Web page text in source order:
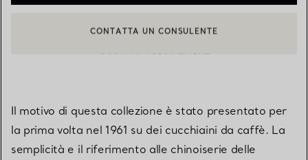
Il motivo di questa collezione è stato presentato per
la prima volta nel 1961 su dei cucchiaini da caffè. La
semplicità e il riferimento alle chinoiserie delle